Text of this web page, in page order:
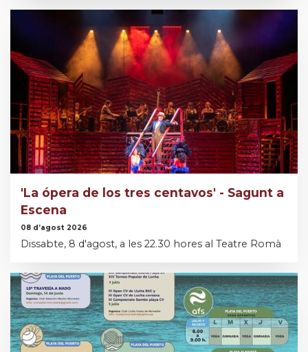
'La ópera de los tres centavos' - Sagunt a
Escena
08 d’agost 2026
Dissabte, 8 d'agost, a les 22.30 hores al Teatre Romà